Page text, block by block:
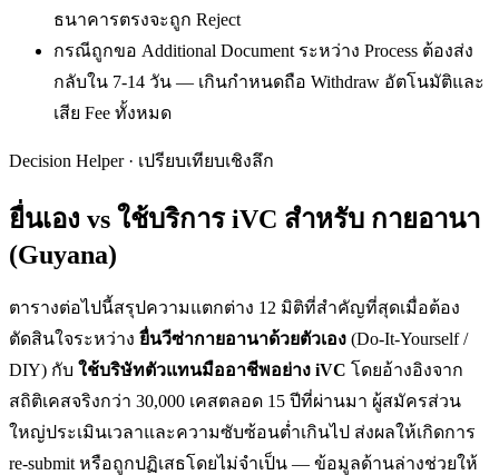
ธนาคารตรงจะถูก Reject
กรณีถูกขอ Additional Document ระหว่าง Process ต้องส่ง
กลับใน 7-14 วัน — เกินกำหนดถือ Withdraw อัตโนมัติและ
เสีย Fee ทั้งหมด
Decision Helper · เปรียบเทียบเชิงลึก
ยื่นเอง vs ใช้บริการ iVC สำหรับ กายอานา
(Guyana)
ตารางต่อไปนี้สรุปความแตกต่าง 12 มิติที่สำคัญที่สุดเมื่อต้อง
ตัดสินใจระหว่าง ยื่นวีซ่ากายอานาด้วยตัวเอง (Do-It-Yourself /
DIY) กับ ใช้บริษัทตัวแทนมืออาชีพอย่าง iVC โดยอ้างอิงจาก
สถิติเคสจริงกว่า 30,000 เคสตลอด 15 ปีที่ผ่านมา ผู้สมัครส่วน
ใหญ่ประเมินเวลาและความซับซ้อนต่ำเกินไป ส่งผลให้เกิดการ
re-submit หรือถูกปฏิเสธโดยไม่จำเป็น — ข้อมูลด้านล่างช่วยให้